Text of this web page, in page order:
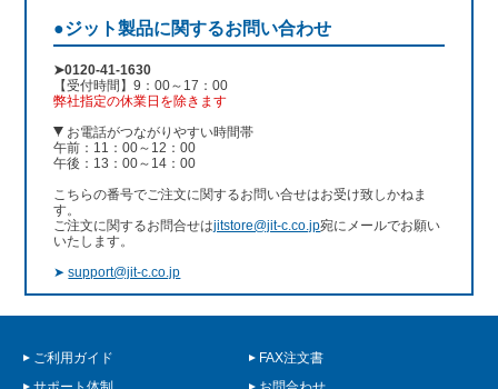
●ジット製品に関するお問い合わせ
➤0120-41-1630
【受付時間】9：00～17：00
弊社指定の休業日を除きます
お電話がつながりやすい時間帯
午前：11：00～12：00
午後：13：00～14：00
こちらの番号でご注文に関するお問い合せはお受け致しかねま
す。
ご注文に関するお問合せはjitstore@jit-c.co.jp宛にメールでお願い
いたします。
➤support@jit-c.co.jp
ご利用ガイド
FAX注文書